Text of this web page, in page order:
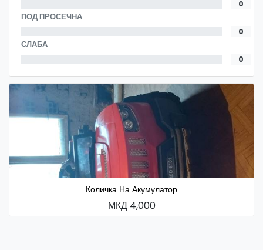
0
ПОД ПРОСЕЧНА
0
СЛАБА
0
Количка На Акумулатор
МКД 4,000